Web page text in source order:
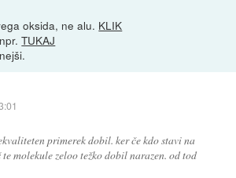
oksida, ne alu. KLIK
TUKAJ
primerek dobil. ker če kdo stavi na
molekule zeloo težko dobil narazen. od tod